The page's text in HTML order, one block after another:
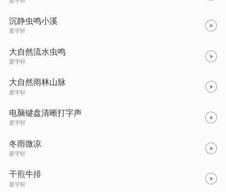
沉静虫鸣小溪
星宇轩
大自然流水虫鸣
星宇轩
大自然雨林山脉
星宇轩
电脑键盘清晰打字声
星宇轩
冬雨微凉
星宇轩
干煎牛排
星宇轩